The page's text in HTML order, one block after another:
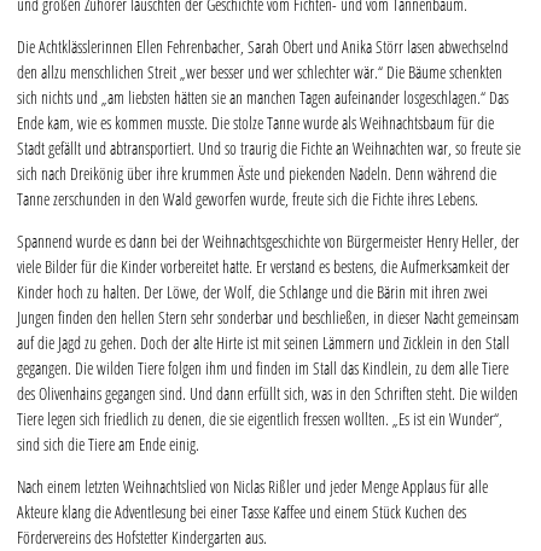
Die Achtklässlerinnen Ellen Fehrenbacher, Sarah Obert und Anika Störr lasen abwechselnd
den allzu menschlichen Streit „wer besser und wer schlechter wär.“ Die Bäume schenkten
sich nichts und „am liebsten hätten sie an manchen Tagen aufeinander losgeschlagen.“ Das
Ende kam, wie es kommen musste. Die stolze Tanne wurde als Weihnachtsbaum für die
Stadt gefällt und abtransportiert. Und so traurig die Fichte an Weihnachten war, so freute sie
sich nach Dreikönig über ihre krummen Äste und piekenden Nadeln. Denn während die
Tanne zerschunden in den Wald geworfen wurde, freute sich die Fichte ihres Lebens.
Spannend wurde es dann bei der Weihnachtsgeschichte von Bürgermeister Henry Heller, der
viele Bilder für die Kinder vorbereitet hatte. Er verstand es bestens, die Aufmerksamkeit der
Kinder hoch zu halten. Der Löwe, der Wolf, die Schlange und die Bärin mit ihren zwei
Jungen finden den hellen Stern sehr sonderbar und beschließen, in dieser Nacht gemeinsam
auf die Jagd zu gehen. Doch der alte Hirte ist mit seinen Lämmern und Zicklein in den Stall
gegangen. Die wilden Tiere folgen ihm und finden im Stall das Kindlein, zu dem alle Tiere
des Olivenhains gegangen sind. Und dann erfüllt sich, was in den Schriften steht. Die wilden
Tiere legen sich friedlich zu denen, die sie eigentlich fressen wollten. „Es ist ein Wunder“,
sind sich die Tiere am Ende einig.
Nach einem letzten Weihnachtslied von Niclas Rißler und jeder Menge Applaus für alle
Akteure klang die Adventlesung bei einer Tasse Kaffee und einem Stück Kuchen des
Fördervereins des Hofstetter Kindergarten aus.